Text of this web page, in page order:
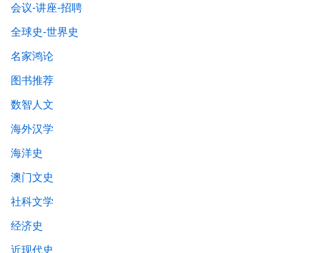
会议-讲座-招聘
全球史-世界史
名家鸿论
图书推荐
数智人文
海外汉学
海洋史
澳门文史
社科文学
经济史
近现代史